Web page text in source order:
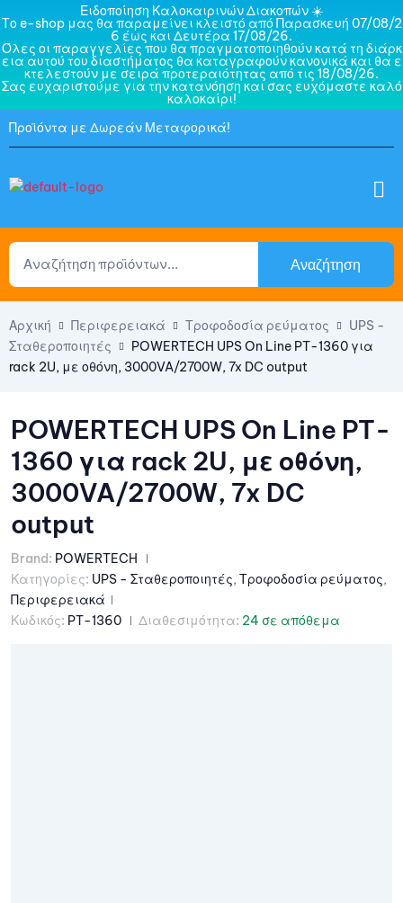
Ειδοποίηση Καλοκαιρινών Διακοπών ☀️
Το e-shop μας θα παραμείνει κλειστό από Παρασκευή 07/08/2
6 έως και Δευτέρα 17/08/26.
Όλες οι παραγγελίες που θα πραγματοποιηθούν κατά τη διάρκ
εια αυτού του διαστήματος θα καταγραφούν κανονικά και θα ε
κτελεστούν με σειρά προτεραιότητας από τις 18/08/26.
Σας ευχαριστούμε για την κατανόηση και σας ευχόμαστε καλό
καλοκαίρι!
Προϊόντα με Δωρεάν Μεταφορικά!
Αναζήτηση
Αρχική Περιφερειακά Τροφοδοσία ρεύματος
UPS -
Σταθεροποιητές
POWERTECH UPS On Line PT-1360 για
rack 2U, με οθόνη, 3000VA/2700W, 7x DC output
POWERTECH UPS On Line PT-
1360 για rack 2U, με οθόνη,
3000VA/2700W, 7x DC
output
Brand: POWERTECH
Κατηγορίες: UPS - Σταθεροποιητές, Τροφοδοσία ρεύματος,
Περιφερειακά
Κωδικός: PT-1360 Διαθεσιμότητα: 24 σε απόθεμα